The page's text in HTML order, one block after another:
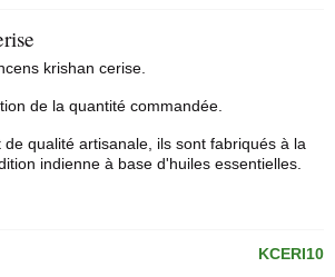
krishan cerise.
de la quantité commandée.
de qualité artisanale, ils sont fabriqués à la
indienne à base d'huiles essentielles.
KCERI10